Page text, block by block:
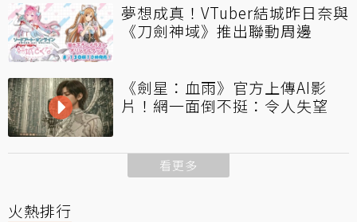
夢想成真！VTuber結城昨日奈與
《刀劍神域》推出聯動周邊
《劍星：血雨》官方上傳AI影
片！網一面倒不挺：令人失望
看更多
火熱排行